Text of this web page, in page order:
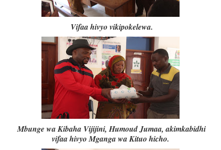
Vifaa hivyo vikipokelewa.
Mbunge wa Kibaha Vijijini, Humoud Jumaa, akimkabidhi
vifaa hivyo Mganga wa Kituo hicho.